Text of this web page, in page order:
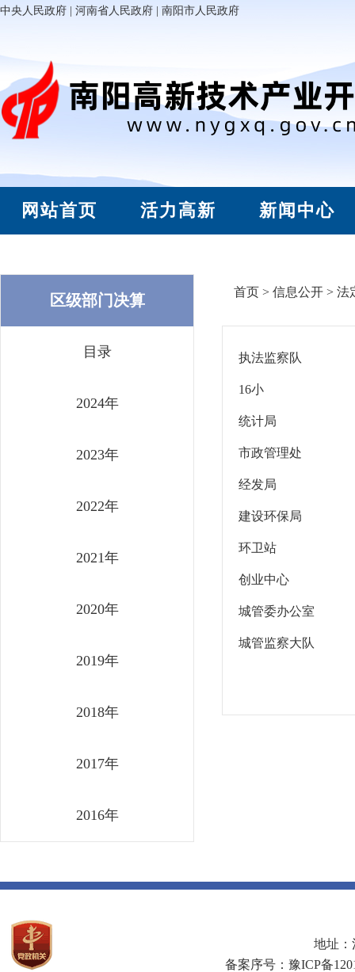
中央人民政府 河南省人民政府 南阳市人民政府
网站首页 活力高新 新闻中心
区级部门决算
目录
2024年
2023年
2022年
2021年
2020年
2019年
2018年
2017年
2016年
首页 > 信息公开 > 法
执法监察队
16小
统计局
市政管理处
经发局
建设环保局
环卫站
创业中心
城管委办公室
城管监察大队
地址：
备案序号：豫ICP备